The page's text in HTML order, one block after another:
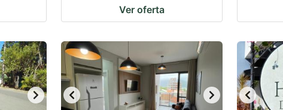
Ver oferta